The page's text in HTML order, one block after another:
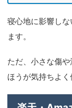
寝心地に影響し
ます。
ただ、小さな傷
ほうが気持ちよく